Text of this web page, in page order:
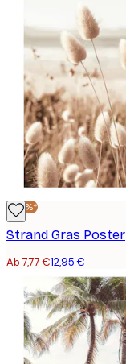
-40%*
Strand Gras Poster
Ab 7,77 €12,95 €